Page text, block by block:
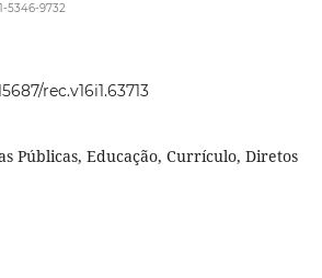
5346-9732
rec.v16i1.63713
Públicas, Educação, Currículo, Diretos